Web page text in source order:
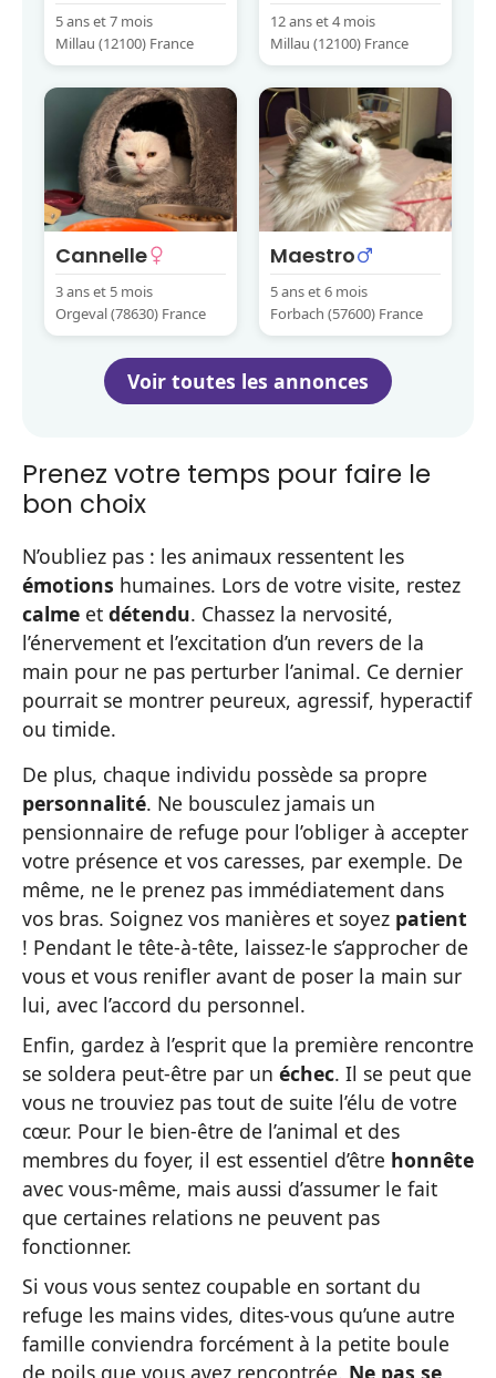
5 ans et 7 mois
Millau (12100) France
12 ans et 4 mois
Millau (12100) France
Cannelle
3 ans et 5 mois
Orgeval (78630) France
Maestro
5 ans et 6 mois
Forbach (57600) France
Voir toutes les annonces
Prenez votre temps pour faire le
bon choix
N’oubliez pas : les animaux ressentent les
émotions humaines. Lors de votre visite, restez
calme et détendu. Chassez la nervosité,
l’énervement et l’excitation d’un revers de la
main pour ne pas perturber l’animal. Ce dernier
pourrait se montrer peureux, agressif, hyperactif
ou timide.
De plus, chaque individu possède sa propre
personnalité. Ne bousculez jamais un
pensionnaire de refuge pour l’obliger à accepter
votre présence et vos caresses, par exemple. De
même, ne le prenez pas immédiatement dans
vos bras. Soignez vos manières et soyez patient
! Pendant le tête-à-tête, laissez-le s’approcher de
vous et vous renifler avant de poser la main sur
lui, avec l’accord du personnel.
Enfin, gardez à l’esprit que la première rencontre
se soldera peut-être par un échec. Il se peut que
vous ne trouviez pas tout de suite l’élu de votre
cœur. Pour le bien-être de l’animal et des
membres du foyer, il est essentiel d’être honnête
avec vous-même, mais aussi d’assumer le fait
que certaines relations ne peuvent pas
fonctionner.
Si vous vous sentez coupable en sortant du
refuge les mains vides, dites-vous qu’une autre
famille conviendra forcément à la petite boule
de poils que vous avez rencontrée. Ne pas se